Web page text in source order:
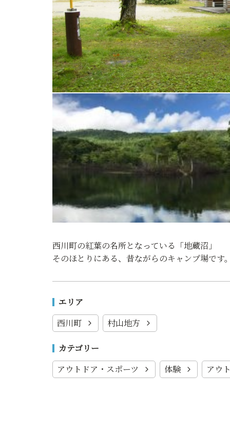
西川町の紅葉の名所となっている「地蔵沼」
そのほとりにある、昔ながらのキャンプ場です
エリア
西川町
村山地方
カテゴリー
アウトドア・スポーツ
体験 アウ